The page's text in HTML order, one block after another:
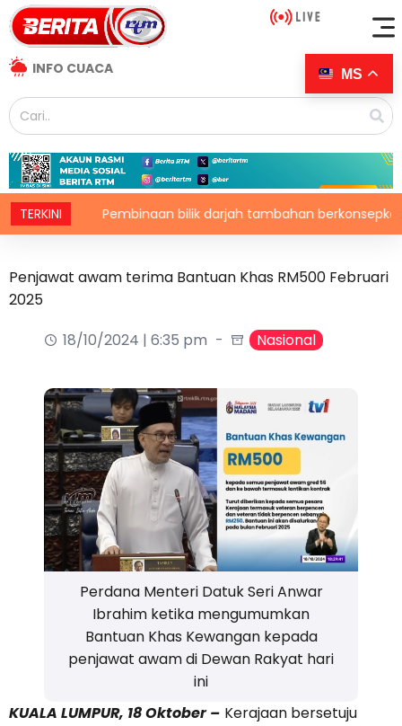
INFO CUACA
TERKINIPembinaan bilik darjah tambahan berkonsepkan MPS
Penjawat awam terima Bantuan Khas RM500 Februari
2025
18/10/2024 | 6:35 pm
Nasional
Perdana Menteri Datuk Seri Anwar
Ibrahim ketika mengumumkan
Bantuan Khas Kewangan kepada
penjawat awam di Dewan Rakyat hari
ini
KUALA LUMPUR, 18 Oktober – Kerajaan bersetuju
MS